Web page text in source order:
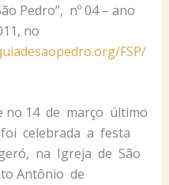
Pedro”, nº 04 – ano
no
FSP/
no 14 de março último
celebrada a festa
na Igreja de São
Antônio de